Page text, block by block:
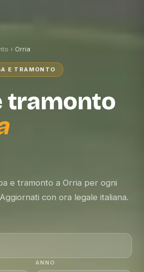
› Orria
E TRAMONTO
tramonto
e tramonto a Orria per ogni
con ora legale italiana.
ANNO